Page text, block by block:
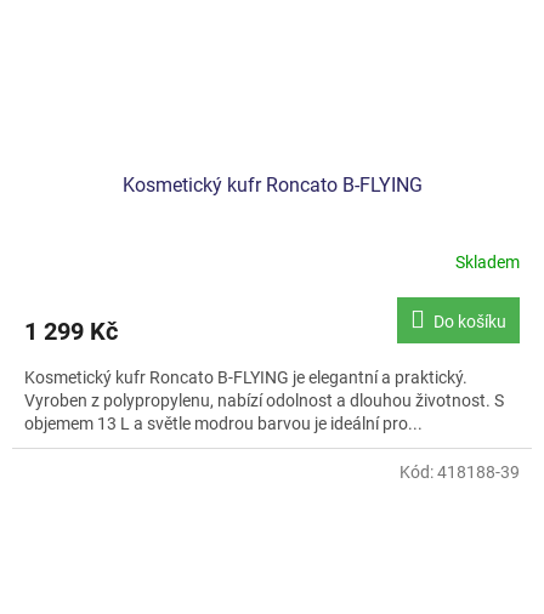
Kosmetický kufr Roncato B-FLYING
Skladem
1 299 Kč Do košíku
Kosmetický kufr Roncato B-FLYING je elegantní a praktický.
Vyroben z polypropylenu, nabízí odolnost a dlouhou životnost. S
objemem 13 L a světle modrou barvou je ideální pro...
Kód:418188-39